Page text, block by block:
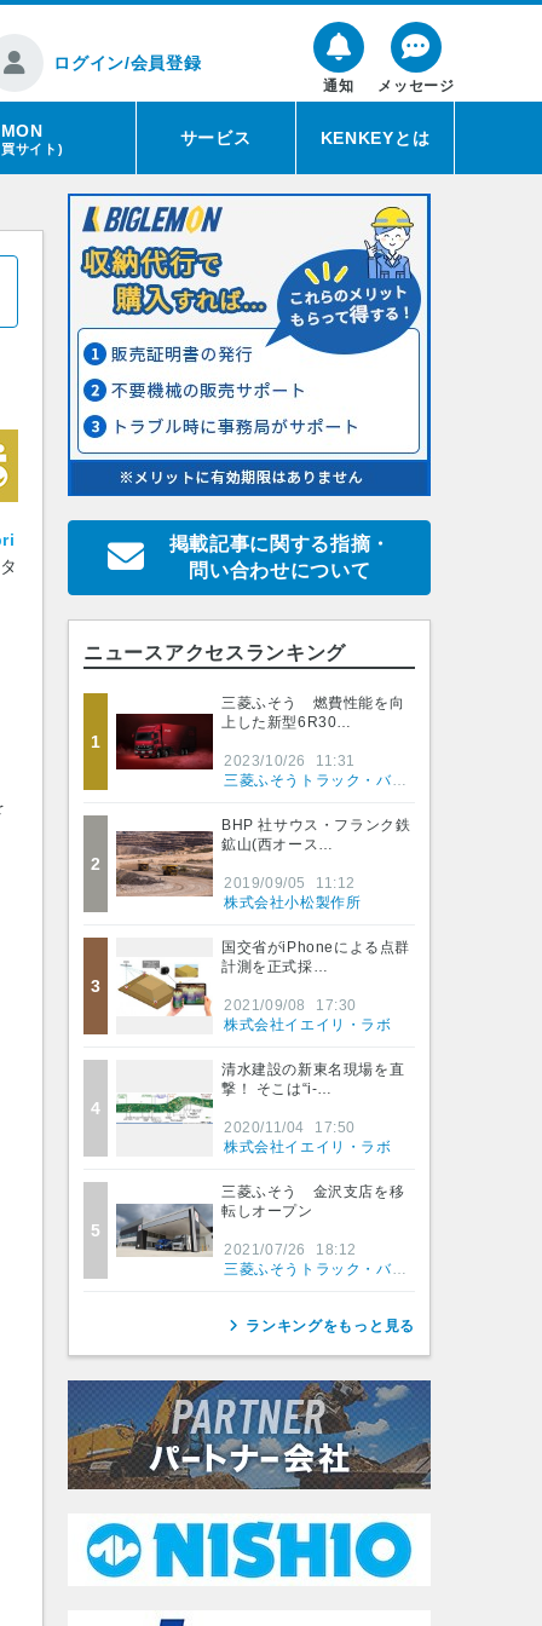
通知 メッセージ
ログイン/会員登録
サイト)
サービス KENKEYとは
掲載記事に関する指摘・
問い合わせについて
ニュースアクセスランキング
1
三菱ふそう 燃費性能を向
上した新型6R30…
2023/10/26
11:31
三菱ふそうトラック・バス株式会社
2
BHP 社サウス・フランク鉄
鉱山(西オース…
2019/09/05
11:12
株式会社小松製作所
3
国交省がiPhoneによる点群
計測を正式採…
2021/09/08
17:30
株式会社イエイリ・ラボ
4
清水建設の新東名現場を直
撃！ そこは“i-…
2020/11/04
17:50
株式会社イエイリ・ラボ
5
三菱ふそう 金沢支店を移
転しオープン
2021/07/26
18:12
三菱ふそうトラック・バス株式会社
ランキングをもっと見る